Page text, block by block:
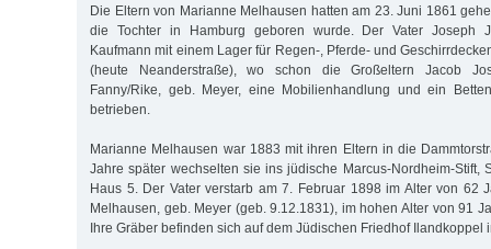
Die Eltern von Marianne Melhausen hatten am 23. Juni 1861
die Tochter in Hamburg geboren wurde. Der Vater Joseph
Kaufmann mit einem Lager für Regen-, Pferde- und
(heute Neanderstraße), wo schon die Großeltern Jacob
Fanny/Rike, geb. Meyer, eine Mobilienhandlung und ein
betrieben.
Marianne Melhausen war 1883 mit ihren Eltern in die
Jahre später wechselten sie ins jüdische Marcus-Nordheim-Stift,
Haus 5. Der Vater verstarb am 7. Februar 1898 im Alter von 62
Melhausen, geb. Meyer (geb. 9.12.1831), im hohen Alter von 91
Ihre Gräber befinden sich auf dem Jüdischen Friedhof Ilandkoppel